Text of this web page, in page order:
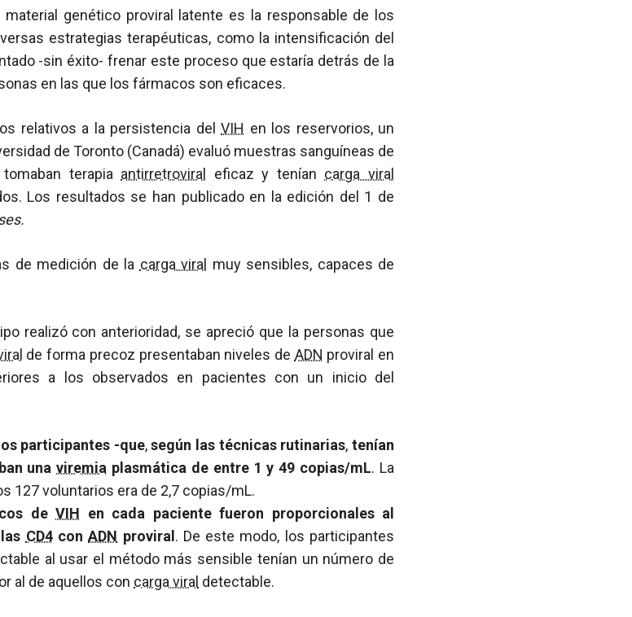
genético proviral latente es la responsable de los
estrategias terapéuticas, como la intensificación del
-sin éxito- frenar este proceso que estaría detrás de la
en las que los fármacos son eficaces.
relativos a la persistencia delVIH en los reservorios, un
de Toronto (Canadá) evaluó muestras sanguíneas de
terapia antirretroviral eficaz y tenían carga viral
Los resultados se han publicado en la edición del 1 de
de medición de la carga viral
muy sensibles, capaces de
realizó con anterioridad, se apreció que la personas que
de forma precoz presentaban niveles de ADN proviral en
a los observados en pacientes con un inicio del
participantes -que,según las técnicas rutinarias, tenían
unaviremia plasmática de entre 1 y 49 copias/mL. La
127 voluntarios era de 2,7 copias/mL.
deVIH en cada paciente fueron proporcionales al
CD4conADN proviral . De este modo, los participantes
al usar el método más sensible tenían un número de
al de aquellos con carga viral detectable.